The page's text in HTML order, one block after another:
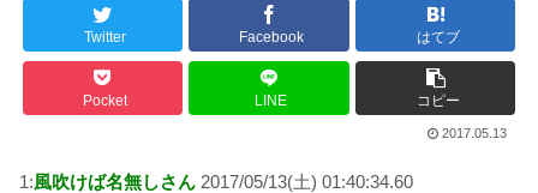
Powered by livedoor 相互RSS
Twitter Facebook はてブ
Pocket LINE コピー
2017.05.13
1:風吹けば名無しさん 2017/05/13(土) 01:40:34.60